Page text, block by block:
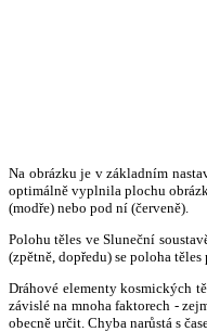
Na obrázku je v základním
optimálně vyplnila plochu
(modře) nebo pod ní (červeně).
Polohu těles ve Sluneční
(zpětně, dopředu) se poloha
Dráhové elementy kosmických
závislé na mnoha faktorech -
obecně určit. Chyba narůstá s